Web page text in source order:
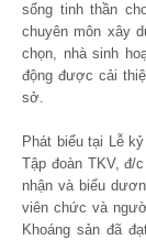
sống tinh thần
chuyên môn xây
chọn, nhà sinh
động được cải
sở.
Phát biểu tại Lễ
Tập đoàn TKV, đ/
nhận và biểu
viên chức và
Khoáng sản đã